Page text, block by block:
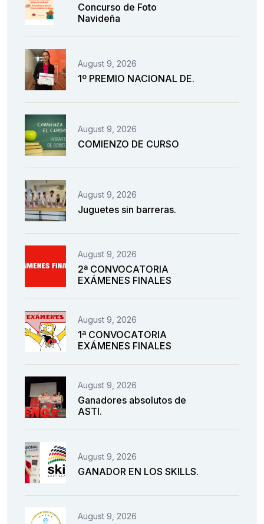
Concurso de Foto
Navideña
August 9, 2026
1º PREMIO NACIONAL DE.
August 9, 2026
COMIENZO DE CURSO
August 9, 2026
Juguetes sin barreras.
August 9, 2026
2ª CONVOCATORIA
EXÁMENES FINALES
August 9, 2026
1ª CONVOCATORIA
EXÁMENES FINALES
August 9, 2026
Ganadores absolutos de
ASTI.
August 9, 2026
GANADOR EN LOS SKILLS.
August 9, 2026